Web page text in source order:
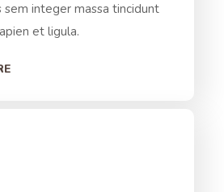
sem integer massa tincidunt
et ligula.